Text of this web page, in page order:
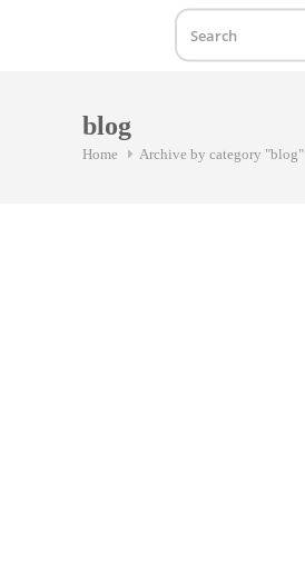
blog
Home Archive by category "blog"